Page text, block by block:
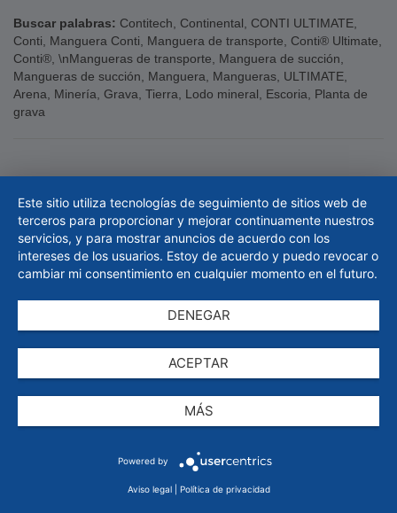
Buscar palabras: Contitech, Continental, CONTI ULTIMATE,
Conti, Manguera Conti, Manguera de transporte, Conti® Ultimate,
Conti®, \nMangueras de transporte, Manguera de succión,
Mangueras de succión, Manguera, Mangueras, ULTIMATE,
Arena, Minería, Grava, Tierra, Lodo mineral, Escoria, Planta de
grava
Póngase en contacto con nosotros
Pedidos por correo
Formulario de contacto
Servicio
PREGUNTAS FRECUENTES
Mi ESSKA
Gastos de envío
Anular el pedido
La empresa
Perfil de la empresa
Este sitio utiliza tecnologías de seguimiento de sitios web de
terceros para proporcionar y mejorar continuamente nuestros
servicios, y para mostrar anuncios de acuerdo con los
intereses de los usuarios. Estoy de acuerdo y puedo revocar o
cambiar mi consentimiento en cualquier momento en el futuro.
DENEGAR
ACEPTAR
MÁS
Powered by
Aviso legal Política de privacidad